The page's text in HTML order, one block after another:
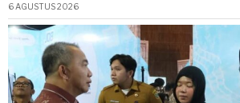
6 AGUSTUS 2026